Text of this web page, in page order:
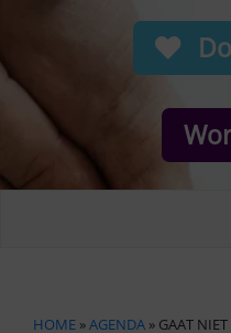
HOME »AGENDA » GAAT